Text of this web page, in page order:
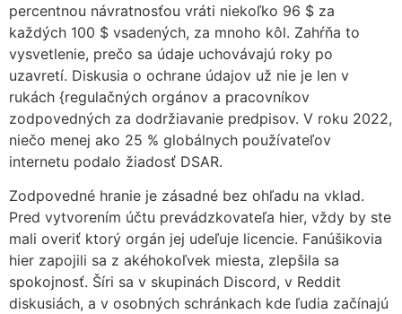
percentnou návratnosťou vráti niekoľko 96 $ za
každých 100 $ vsadených, za mnoho kôl. Zahŕňa to
vysvetlenie, prečo sa údaje uchovávajú roky po
uzavretí. Diskusia o ochrane údajov už nie je len v
rukách {regulačných orgánov a pracovníkov
zodpovedných za dodržiavanie predpisov. V roku 2022,
niečo menej ako 25 % globálnych používateľov
internetu podalo žiadosť DSAR.
Zodpovedné hranie je zásadné bez ohľadu na vklad.
Pred vytvorením účtu prevádzkovateľa hier, vždy by ste
mali overiť ktorý orgán jej udeľuje licencie. Fanúšikovia
hier zapojili sa z akéhokoľvek miesta, zlepšila sa
spokojnosť. Šíri sa v skupinách Discord, v Reddit
diskusiách, a v osobných schránkach kde ľudia začínajú